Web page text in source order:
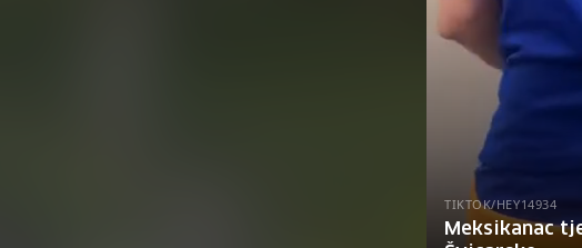
TIKTOK/HEY14934
Meksikanac